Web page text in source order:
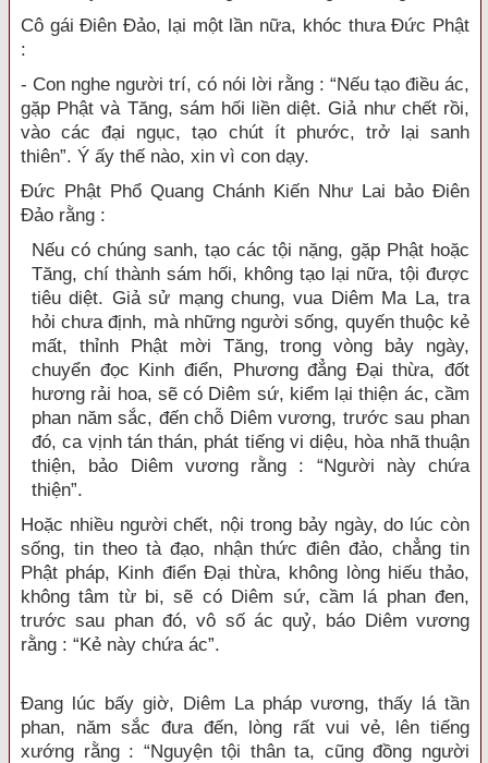
Cô gái Điên Đảo, lại một lần nữa, khóc thưa Đức Phật
:
- Con nghe người trí, có nói lời rằng : “Nếu tạo điều ác,
gặp Phật và Tăng, sám hối liền diệt. Giả như chết rồi,
vào các đại ngục, tạo chút ít phước, trở lại sanh
thiên”. Ý ấy thế nào, xin vì con dạy.
Đức Phật Phổ Quang Chánh Kiến Như Lai bảo Điên
Đảo rằng :
Nếu có chúng sanh, tạo các tội nặng, gặp Phật hoặc
Tăng, chí thành sám hối, không tạo lại nữa, tội được
tiêu diệt. Giả sử mạng chung, vua Diêm Ma La, tra
hỏi chưa định, mà những người sống, quyến thuộc kẻ
mất, thỉnh Phật mời Tăng, trong vòng bảy ngày,
chuyển đọc Kinh điển, Phương đẳng Đại thừa, đốt
hương rải hoa, sẽ có Diêm sứ, kiểm lại thiện ác, cầm
phan năm sắc, đến chỗ Diêm vương, trước sau phan
đó, ca vịnh tán thán, phát tiếng vi diệu, hòa nhã thuận
thiện, bảo Diêm vương rằng : “Người này chứa
thiện”.
Hoặc nhiều người chết, nội trong bảy ngày, do lúc còn
sống, tin theo tà đạo, nhận thức điên đảo, chẳng tin
Phật pháp, Kinh điển Đại thừa, không lòng hiếu thảo,
không tâm từ bi, sẽ có Diêm sứ, cầm lá phan đen,
trước sau phan đó, vô số ác quỷ, báo Diêm vương
rằng : “Kẻ này chứa ác”.
Đang lúc bấy giờ, Diêm La pháp vương, thấy lá tần
phan, năm sắc đưa đến, lòng rất vui vẻ, lên tiếng
xướng rằng : “Nguyện tội thân ta, cũng đồng người